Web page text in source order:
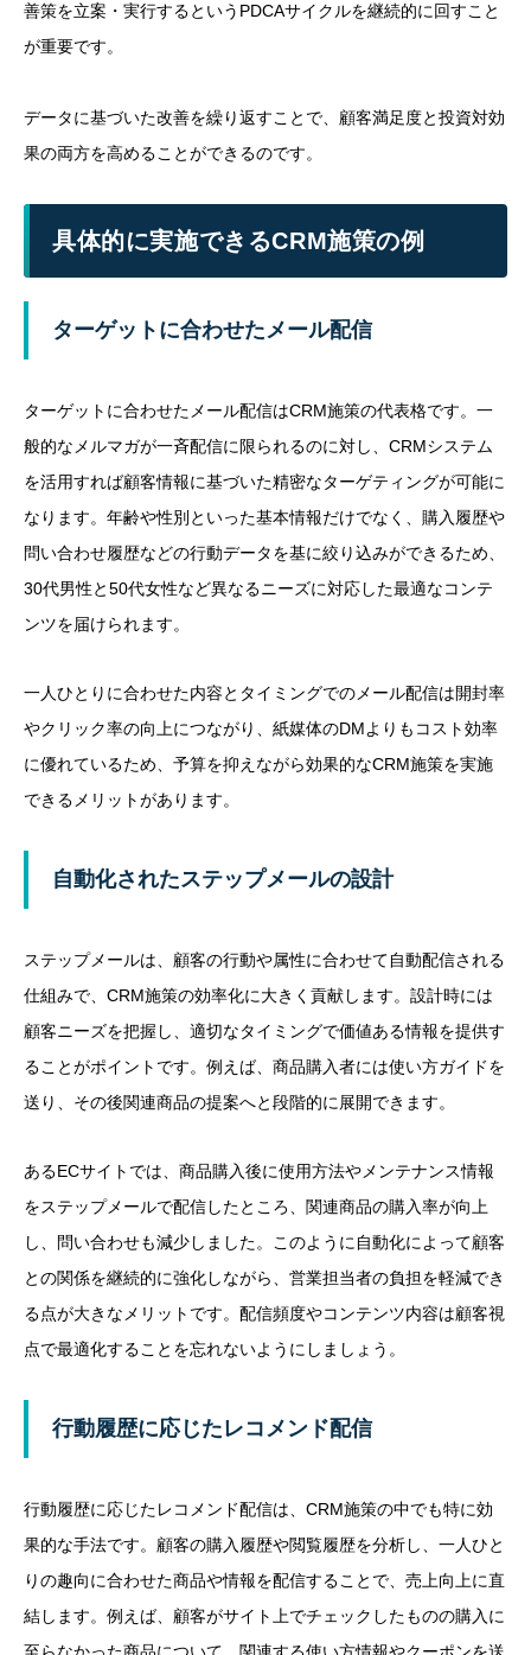
善策を立案・実行するというPDCAサイクルを継続的に回すこと
が重要です。
データに基づいた改善を繰り返すことで、顧客満足度と投資対効
果の両方を高めることができるのです。
具体的に実施できるCRM施策の例
ターゲットに合わせたメール配信
ターゲットに合わせたメール配信はCRM施策の代表格です。一
般的なメルマガが一斉配信に限られるのに対し、CRMシステム
を活用すれば顧客情報に基づいた精密なターゲティングが可能に
なります。年齢や性別といった基本情報だけでなく、購入履歴や
問い合わせ履歴などの行動データを基に絞り込みができるため、
30代男性と50代女性など異なるニーズに対応した最適なコンテ
ンツを届けられます。
一人ひとりに合わせた内容とタイミングでのメール配信は開封率
やクリック率の向上につながり、紙媒体のDMよりもコスト効率
に優れているため、予算を抑えながら効果的なCRM施策を実施
できるメリットがあります。
自動化されたステップメールの設計
ステップメールは、顧客の行動や属性に合わせて自動配信される
仕組みで、CRM施策の効率化に大きく貢献します。設計時には
顧客ニーズを把握し、適切なタイミングで価値ある情報を提供す
ることがポイントです。例えば、商品購入者には使い方ガイドを
送り、その後関連商品の提案へと段階的に展開できます。
あるECサイトでは、商品購入後に使用方法やメンテナンス情報
をステップメールで配信したところ、関連商品の購入率が向上
し、問い合わせも減少しました。このように自動化によって顧客
との関係を継続的に強化しながら、営業担当者の負担を軽減でき
る点が大きなメリットです。配信頻度やコンテンツ内容は顧客視
点で最適化することを忘れないようにしましょう。
行動履歴に応じたレコメンド配信
行動履歴に応じたレコメンド配信は、CRM施策の中でも特に効
果的な手法です。顧客の購入履歴や閲覧履歴を分析し、一人ひと
りの趣向に合わせた商品や情報を配信することで、売上向上に直
結します。例えば、顧客がサイト上でチェックしたものの購入に